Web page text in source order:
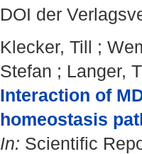
DOI der
Klecker, Till ;
Stefan ; Langer,
Interaction of
homeostasis
In: Scientific